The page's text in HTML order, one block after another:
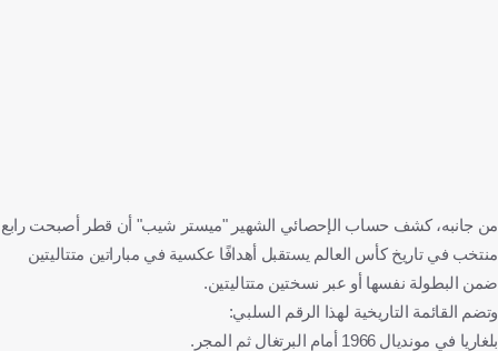
من جانبه، كشف حساب الإحصائي الشهير "ميستر شيب" أن قطر أصبحت رابع
منتخب في تاريخ كأس العالم يستقبل أهدافًا عكسية في مباراتين متتاليتين
ضمن البطولة نفسها أو عبر نسختين متتاليتين.
وتضم القائمة التاريخية لهذا الرقم السلبي:
بلغاريا في مونديال 1966 أمام البرتغال ثم المجر.